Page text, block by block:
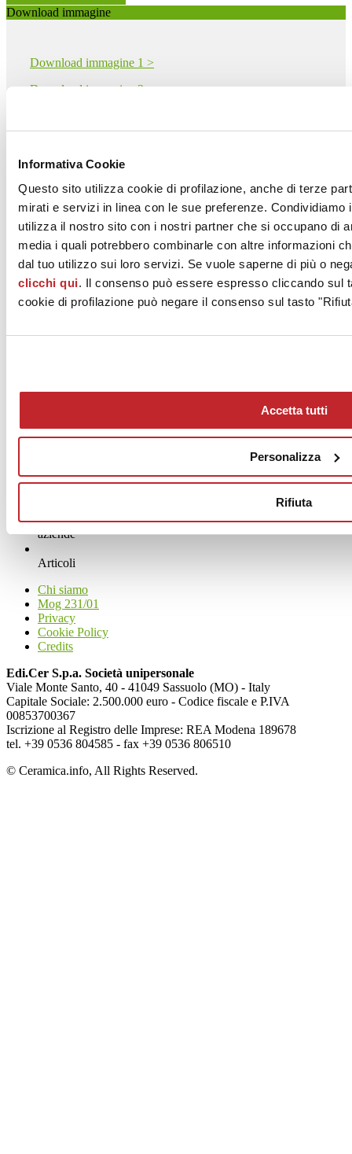
Informativa Cookie
Questo sito utilizza cookie di profilazione, anche di terze
mirati e servizi in linea con le sue preferenze.
utilizza il nostro sito con i nostri partner che si occupano di
media i quali potrebbero combinarle con altre informazioni
dal tuo utilizzo sui loro servizi. Se vuole saperne di più o
clicchi qui. Il consenso può essere espresso cliccando sul
cookie di profilazione può negare il consenso sul tasto
Accetta tutti
Personalizza
Rifiuta
Download immagine
Download immagine 1 >
Download immagine 2 >
Download immagine 5 >
CERAMICA FIORANESE - COEM S.p.A.
Via Cameazzo 25
FIORANO MODENESE, 41042
Modena
Tel. 0536993511
News
aziende
Articoli
Chi siamo
Mog 231/01
Privacy
Cookie Policy
Credits
Edi.Cer S.p.a. Società unipersonale
Viale Monte Santo, 40 - 41049 Sassuolo (MO) - Italy
Capitale Sociale: 2.500.000 euro - Codice fiscale e P.IVA
00853700367
Iscrizione al Registro delle Imprese: REA Modena 189678
tel. +39 0536 804585 - fax +39 0536 806510
© Ceramica.info, All Rights Reserved.